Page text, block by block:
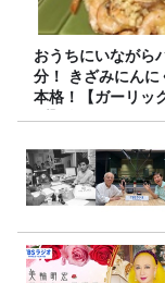
おうちにいながら
分！ きざみにんに
本格！【ガーリッ
プ】 桃屋のかんた